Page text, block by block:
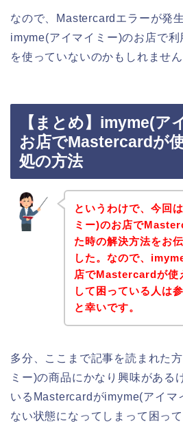
なので、Mastercardエラーが発
imyme(アイマイミー)のお店で
を使っていないのかもしれません
【まとめ】imyme(ア
お店でMastercardが
処の方法
というわけで、今回
ミー)のお店で
た時の解決方法をお
した。なので、
店でMastercardが使
して困っている人は
と幸いです。
多分、ここまで記事を読まれた
ミー)の商品にかなり興味がある
いるMastercardがimyme(アイマ
ない状態になってしまって困っ